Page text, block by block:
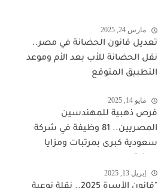
مارس 24, 2025
تعديل قانون الحضانة في مصر..
نقل الحضانة للأب بعد الأم وموعد
التطبيق المتوقع
مايو 14, 2025
فرص ذهبية للمهندسين
المصريين.. 81 وظيفة في شركة
سعودية كبرى بمرتبات ومزايا
إبريل 13, 2025